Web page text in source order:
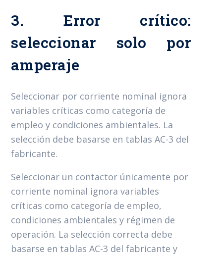
3. Error crítico:
seleccionar solo por
amperaje
Seleccionar por corriente nominal ignora
variables críticas como categoría de
empleo y condiciones ambientales. La
selección debe basarse en tablas AC-3 del
fabricante.
Seleccionar un contactor únicamente por
corriente nominal ignora variables
críticas como categoría de empleo,
condiciones ambientales y régimen de
operación. La selección correcta debe
basarse en tablas AC-3 del fabricante y